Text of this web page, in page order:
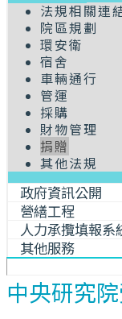
法規相關連
院區規劃
環安衛
宿舍
車輛通行
管運
採購
財物管理
捐贈
其他法規
政府資訊公開
營繕工程
人力承攬填報系
其他服務
中央研究